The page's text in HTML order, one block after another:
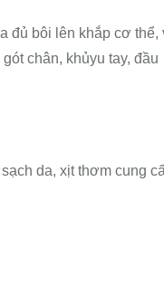
đủ bôi lên khắp cơ thể,
chân, khủyu tay, đầu
da, xịt thơm cung